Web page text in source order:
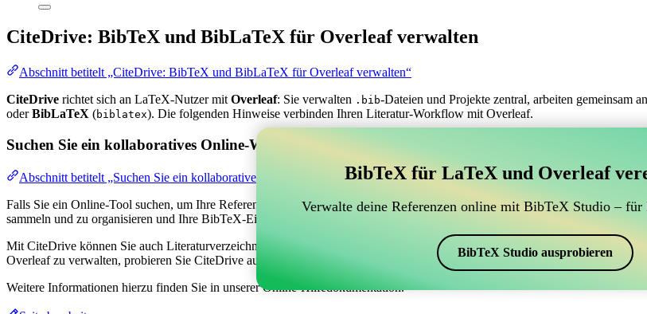
CiteDrive: BibTeX und BibLaTeX für Overleaf verwalten
Abschnitt betitelt „CiteDrive: BibTeX und BibLaTeX für Overleaf verwalten“
CiteDrive richtet sich an LaTeX-Nutzer mit Overleaf: Sie verwalten .bib-Dateien und Projekte zentral, arbeiten gemeinsam
oderBibLaTeX (biblatex). Die folgenden Hinweise verbinden Ihren Literatur-Workflow mit Overleaf.
Suchen Sie ein kollaboratives Online-Werkzeug zur Verwaltung Ihrer BibTeX-Literaturangaben,
Abschnitt betitelt „Suchen Sie ein kollaboratives Online-Werkzeug zur Verwaltung Ihrer BibTeX-Literaturangaben, das sich
Falls Sie ein Online-Tool suchen, um Ihre Referenzen, Zitate und das Literaturverzeichnis in Overleaf zu verwalten, könnte
sammeln und zu organisieren und Ihre BibTeX-Einträge in Ihrem Overleaf-Projekt aktuell zu halten.
Mit CiteDrive können Sie auch Literaturverzeichnisse und Zitate in verschiedenen Stilen, einschließlich jorsj, erstellen. Wenn
Overleaf zu verwalten, probieren Sie CiteDrive aus!
Weitere Informationen hierzu finden Sie in unserer Online-Hilfedokumentation.
BibTeX für LaTeX und Overleaf
Verwalte deine Referenzen online mit BibTeX Studio – für
BibTeX Studio ausprobieren